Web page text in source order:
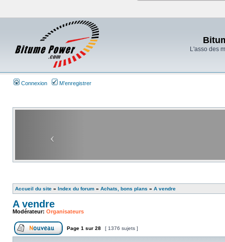
L'asso des
Connexion M’enregistrer
Accueil du site » Index du forum » Achats, bons plans » A vendre
A vendre
Modérateur: Organisateurs
Page 1 sur 28 [ 1376 sujets ]